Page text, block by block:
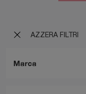
AZZERA FILTRI
Marca